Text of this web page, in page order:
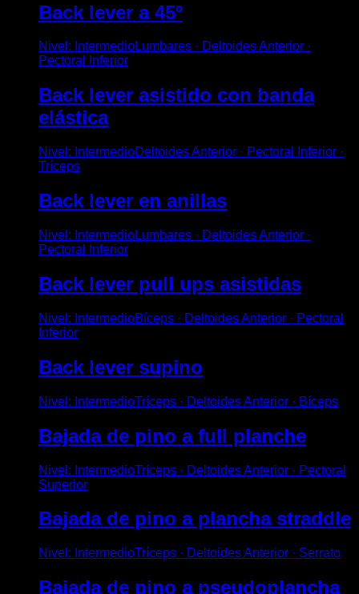
Back lever a 45º
Nivel : IntermedioLumbares · Deltoides Anterior ·
Pectoral Inferior
Back lever asistido con banda
elástica
Nivel : IntermedioDeltoides Anterior · Pectoral Inferior ·
Tríceps
Back lever en anillas
Nivel : IntermedioLumbares · Deltoides Anterior ·
Pectoral Inferior
Back lever pull ups asistidas
Nivel : IntermedioBíceps · Deltoides Anterior · Pectoral
Inferior
Back lever supino
Nivel : IntermedioTríceps · Deltoides Anterior · Bíceps
Bajada de pino a full planche
Nivel : IntermedioTríceps · Deltoides Anterior · Pectoral
Superior
Bajada de pino a plancha straddle
Nivel : IntermedioTríceps · Deltoides Anterior · Serrato
Bajada de pino a pseudoplancha